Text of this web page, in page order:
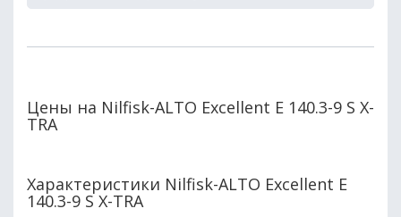
Цены на Nilfisk-ALTO Excellent E 140.3-9 S X-
TRA
Характеристики Nilfisk-ALTO Excellent E
140.3-9 S X-TRA